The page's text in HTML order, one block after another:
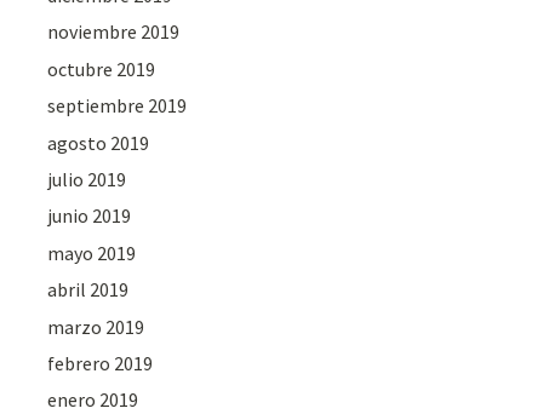
noviembre 2019
octubre 2019
septiembre 2019
agosto 2019
julio 2019
junio 2019
mayo 2019
abril 2019
marzo 2019
febrero 2019
enero 2019